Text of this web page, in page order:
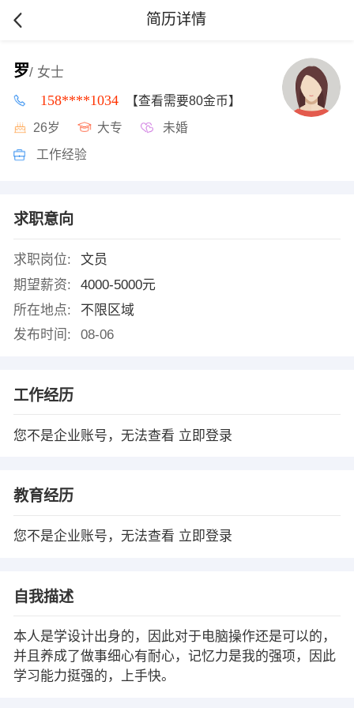
简历详情
罗/ 女士
158****1034 【查看需要80金币】
26岁 大专 未婚
工作经验
求职意向
求职岗位:
文员
期望薪资:
4000-5000元
所在地点:
不限区域
发布时间:
08-06
工作经历
您不是企业账号，无法查看 立即登录
教育经历
您不是企业账号，无法查看 立即登录
自我描述
本人是学设计出身的，因此对于电脑操作还是可以的，
并且养成了做事细心有耐心，记忆力是我的强项，因此
学习能力挺强的，上手快。